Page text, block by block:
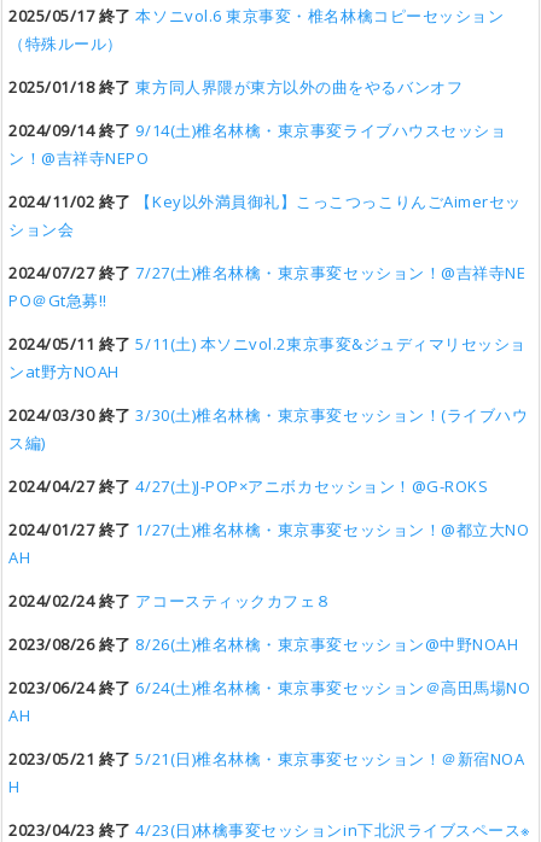
2025/05/17 終了 本ソニvol.6 東京事変・椎名林檎コピーセッション
（特殊ルール）
2025/01/18 終了 東方同人界隈が東方以外の曲をやるバンオフ
2024/09/14 終了 9/14(土)椎名林檎・東京事変ライブハウスセッショ
ン！@吉祥寺NEPO
2024/11/02 終了
【Key以外満員御礼】こっこつっこりんごAimerセッ
ション会
2024/07/27 終了 7/27(土)椎名林檎・東京事変セッション！@吉祥寺NE
PO＠Gt急募‼︎
2024/05/11 終了 5/11(土) 本ソニvol.2東京事変&ジュディマリセッショ
ンat野方NOAH
2024/03/30 終了 3/30(土)椎名林檎・東京事変セッション！(ライブハウ
ス編)
2024/04/27 終了 4/27(土)J-POP×アニボカセッション！@G-ROKS
2024/01/27 終了 1/27(土)椎名林檎・東京事変セッション！@都立大NO
AH
2024/02/24 終了 アコースティックカフェ８
2023/08/26 終了 8/26(土)椎名林檎・東京事変セッション@中野NOAH
2023/06/24 終了 6/24(土)椎名林檎・東京事変セッション＠高田馬場NO
AH
2023/05/21 終了 5/21(日)椎名林檎・東京事変セッション！＠新宿NOA
H
2023/04/23 終了 4/23(日)林檎事変セッションin下北沢ライブスペース※